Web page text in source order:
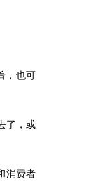
，也可
了，或
消费者